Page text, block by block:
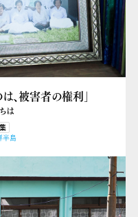
、被害者の権利」
は
半島